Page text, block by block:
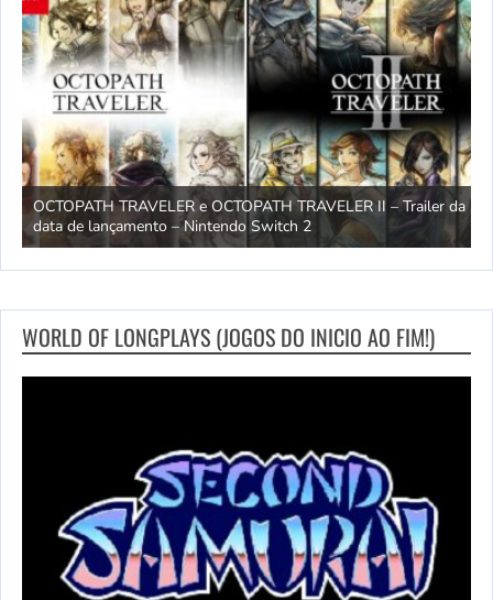
OCTOPATH TRAVELER e OCTOPATH TRAVELER II – Trailer da
data de lançamento – Nintendo Switch 2
WORLD OF LONGPLAYS (JOGOS DO INICIO AO FIM!)